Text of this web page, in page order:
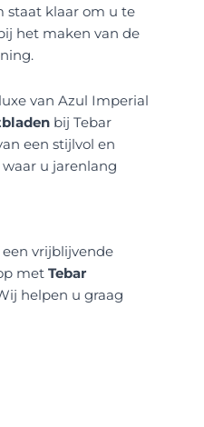
staat klaar om u te
het maken van de
van Azul Imperial
bij Tebar
een stijlvol en
u jarenlang
vrijblijvende
met Tebar
helpen u graag